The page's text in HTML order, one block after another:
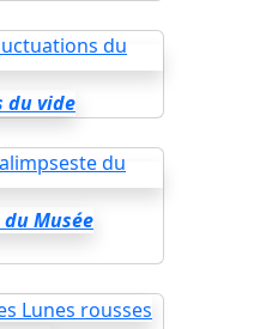
du vide
Musée